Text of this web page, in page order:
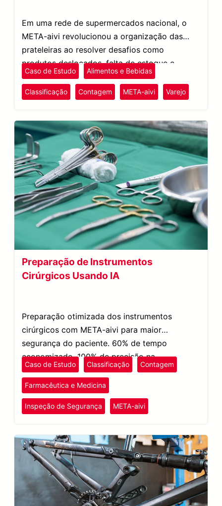
Em uma rede de supermercados nacional, o
META-aivi revolucionou a organização das
prateleiras ao resolver desafios como
produtos deslocados, falta de estoque e
treinamento de novos funcionários.
Caso de Estudo Alimentos e Bebidas
Classificação Contagem META-aivi Varejo
Preparação de Instrumentos
Cirúrgicos Usando IA
Preparação otimizada dos instrumentos
cirúrgicos com META-aivi para maior
segurança do paciente. 60% de tempo
economizado. 100% de precisão na
identificação dos itens.
Caso de Estudo Classificação Contagem
Farmacêutica e Medicina
Inspeção de Segurança META-aivi